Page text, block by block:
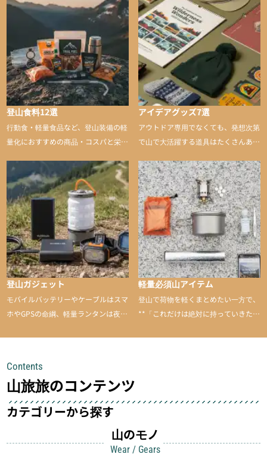
登山食料12選
行動食・軽量食品など、登山装備の軽
量化におすすめの商品・コスパと栄養
アイデアグッズ7選
アウトドア専用でなくても、発想次第
で山で大活躍する道具はたくさんあり
山に持ち込むと快適性や安心感をグッ
と引き上げてくれる――そんな意外性
のあるアイテムを紹介
登山ガジェット
モバイルバッテリーやケーブルはスマ
ホやGPSの命綱、軽量ランタンは夜間
して安全にしてくれます
軽量必須山アイテム
登山で荷物を軽くまとめたい一方で、
**「これだけは絶対に持っていきた
Contents
山旅旅のコンテンツ
カテゴリーから探す
山のモノ
Wear / Gears